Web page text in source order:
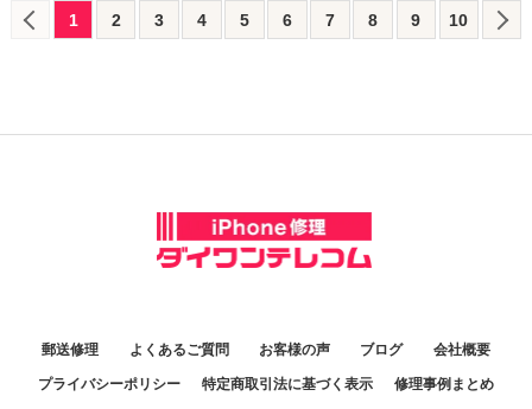
1 2 3 4 5 6 7 8 9 10
郵送修理 よくあるご質問 お客様の声 ブログ 会社概要
プライバシーポリシー 特定商取引法に基づく表示 修理事例まとめ